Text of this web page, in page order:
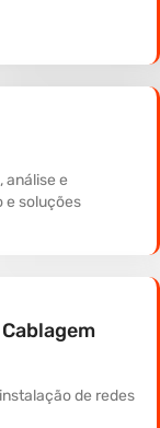
análise e
e soluções
de redes